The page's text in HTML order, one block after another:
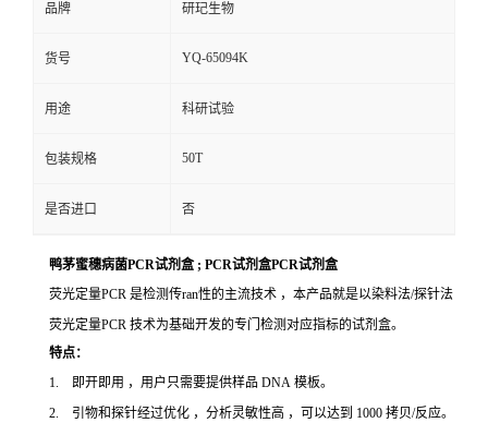
品牌 研玘生物
货号 YQ-65094K
用途 科研试验
包装规格 50T
是否进口 否
鸭茅蜜穗病菌PCR试剂盒 ; PCR试剂盒PCR试剂盒
荧光定量PCR 是检测传ran性的主流技术 ，本产品就是以染料法/探针法
荧光定量PCR 技术为基础开发的专门检测对应指标的试剂盒。
特点：
1. 即开即用 ，用户只需要提供样品 DNA 模板。
2. 引物和探针经过优化 ，分析灵敏性高 ，可以达到 1000 拷贝/反应。